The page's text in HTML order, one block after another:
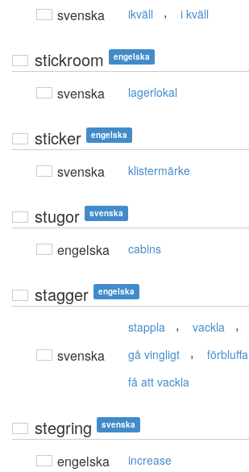
svenska ikväll , i kväll
stickroom engelska
svenska lagerlokal
sticker engelska
svenska klistermärke
stugor svenska
engelska cabins
stagger engelska
svenska
stappla , vackla ,
gå vingligt , förbluffa
få att vackla
stegring svenska
engelska increase